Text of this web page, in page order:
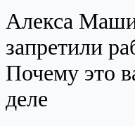
Алекса
запретили
Почему это
деле